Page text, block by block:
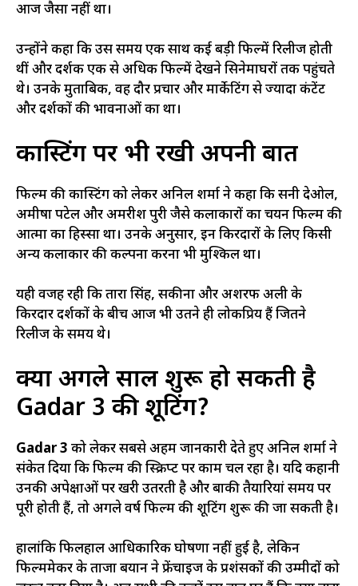
आज जैसा नहीं था।
उन्होंने कहा कि उस समय एक साथ कई बड़ी फिल्में रिलीज होती
थीं और दर्शक एक से अधिक फिल्में देखने सिनेमाघरों तक पहुंचते
थे। उनके मुताबिक, वह दौर प्रचार और मार्केटिंग से ज्यादा कंटेंट
और दर्शकों की भावनाओं का था।
कास्टिंग पर भी रखी अपनी बात
फिल्म की कास्टिंग को लेकर अनिल शर्मा ने कहा कि सनी देओल,
अमीषा पटेल और अमरीश पुरी जैसे कलाकारों का चयन फिल्म की
आत्मा का हिस्सा था। उनके अनुसार, इन किरदारों के लिए किसी
अन्य कलाकार की कल्पना करना भी मुश्किल था।
यही वजह रही कि तारा सिंह, सकीना और अशरफ अली के
किरदार दर्शकों के बीच आज भी उतने ही लोकप्रिय हैं जितने
रिलीज के समय थे।
क्या अगले साल शुरू हो सकती है
Gadar 3 की शूटिंग?
Gadar 3 को लेकर सबसे अहम जानकारी देते हुए अनिल शर्मा ने
संकेत दिया कि फिल्म की स्क्रिप्ट पर काम चल रहा है। यदि कहानी
उनकी अपेक्षाओं पर खरी उतरती है और बाकी तैयारियां समय पर
पूरी होती हैं, तो अगले वर्ष फिल्म की शूटिंग शुरू की जा सकती है।
हालांकि फिलहाल आधिकारिक घोषणा नहीं हुई है, लेकिन
फिल्ममेकर के ताजा बयान ने फ्रेंचाइज के प्रशंसकों की उम्मीदों को